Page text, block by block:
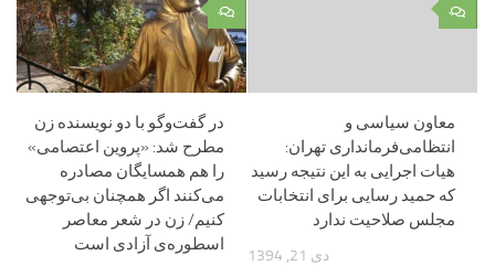
۰
در گفت‌وگو با دو نویسنده زن
مطرح شد: «پروین اعتصامی»
را هم همسایگان مصادره
می‌کنند اگر همچنان بی‌توجهی
کنیم/ زن در شعر معاصر
اسطوره‌ی آزادی است
۰
معاون سیاسی و
انتظامی‌فرمانداری تهران:
هیات اجرایی به این نتیجه رسید
که حمید رسایی برای انتخابات
مجلس صلاحیت ندارد
دی 21, 1394